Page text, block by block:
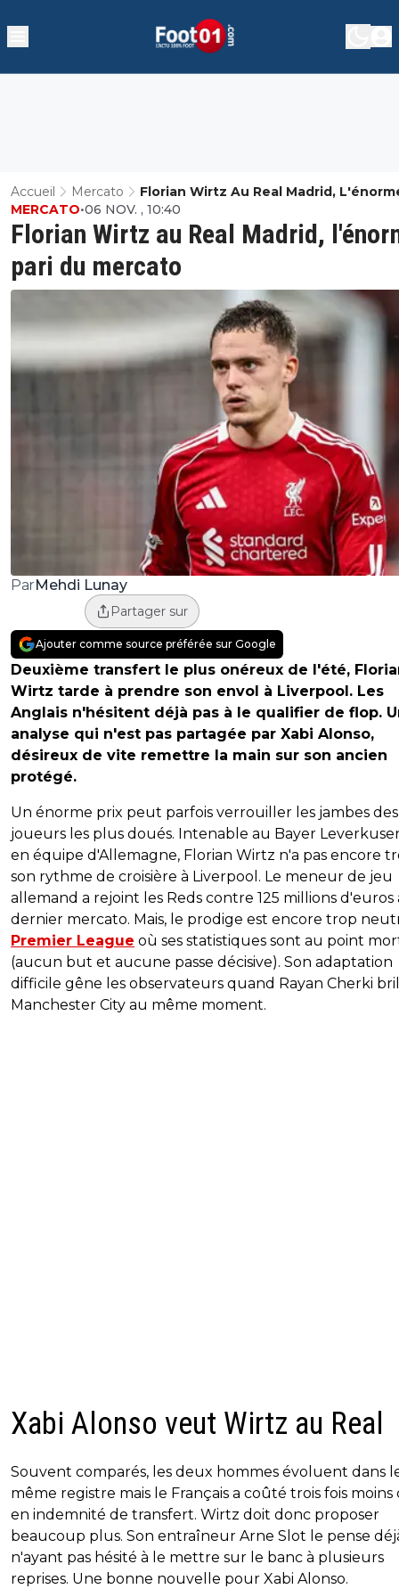
Accueil Mercato
Florian Wirtz Au Real Madrid,
Du Mercato
Florian Wirtz au Real Madrid,
pari du mercato
MERCATO•06 NOV. , 10:40
ParMehdi Lunay
Partager sur
Ajouter comme source préférée sur Google
Deuxième transfert le plus onéreux de l'été,
Wirtz tarde à prendre son envol à Liverpool. Les
Anglais n'hésitent déjà pas à le qualifier de flop.
analyse qui n'est pas partagée par Xabi Alonso,
désireux de vite remettre la main sur son ancien
protégé.
Un énorme prix peut parfois verrouiller les jambes des
joueurs les plus doués. Intenable au Bayer
en équipe d'Allemagne, Florian Wirtz n'a pas encore
son rythme de croisière à Liverpool. Le meneur de jeu
allemand a rejoint les Reds contre 125 millions d'euros
dernier mercato. Mais, le prodige est encore trop
Premier League où ses statistiques sont au point
(aucun but et aucune passe décisive). Son adaptation
difficile gêne les observateurs quand Rayan Cherki
Manchester City au même moment.
Xabi Alonso veut Wirtz au Real
Souvent comparés, les deux hommes évoluent dans
même registre mais le Français a coûté trois fois moins
en indemnité de transfert. Wirtz doit donc proposer
beaucoup plus. Son entraîneur Arne Slot le pense
n'ayant pas hésité à le mettre sur le banc à plusieurs
reprises. Une bonne nouvelle pour Xabi Alonso.